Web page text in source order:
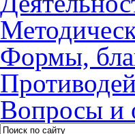
Формы,
Вопросы и